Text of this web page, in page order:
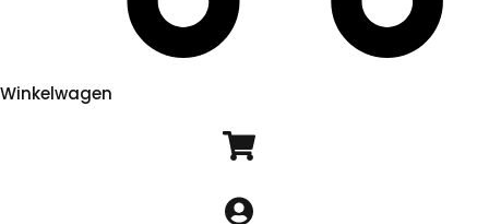
Winkelwagen